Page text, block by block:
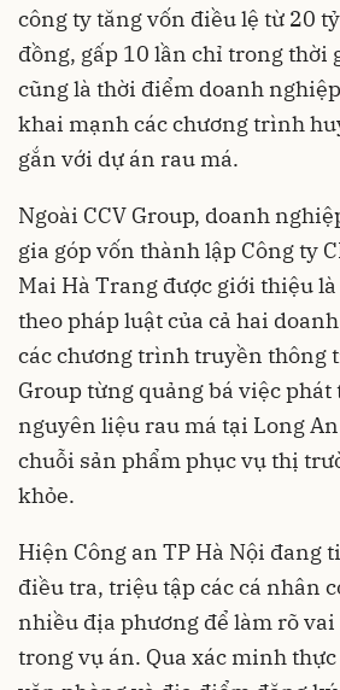
công ty tăng vốn điều lệ từ 20
đồng, gấp 10 lần chỉ trong thời
cũng là thời điểm doanh
khai mạnh các chương trình
gắn với dự án rau má.
Ngoài CCV Group, doanh
gia góp vốn thành lập Công ty
Mai Hà Trang được giới thiệu
theo pháp luật của cả hai
các chương trình truyền thông
Group từng quảng bá việc
nguyên liệu rau má tại Long
chuỗi sản phẩm phục vụ thị
khỏe.
Hiện Công an TP Hà Nội đang
điều tra, triệu tập các cá nhân
nhiều địa phương để làm rõ
trong vụ án. Qua xác minh